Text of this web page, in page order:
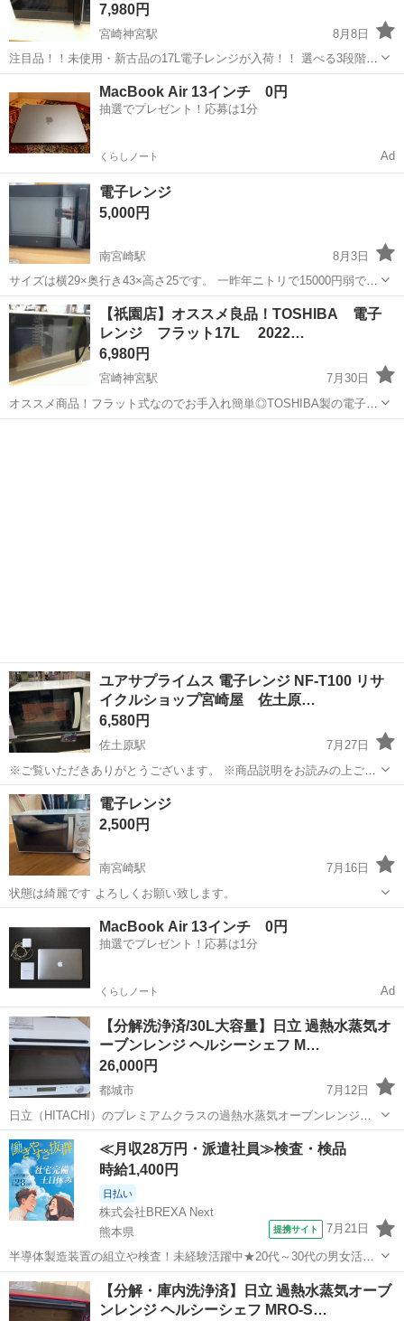
7,980円
宮崎神宮駅
8月8日
注目品！！未使用・新古品の17L電子レンジが入荷！！ 選べる3段階出
力、扱いやすいターンテーブル式！ 一人暮らしの方や、会社用備品な
どにオススメなサイズ感です◎ ・メーカー：comfee ・型番 ：CF-
EM201 ・...
キッチン家電
MacBook Air 13インチ 0円
抽選でプレゼント！応募は1分
くらしノート Ad
電子レンジ
5,000円
南宮崎駅
8月3日
サイズは横29×奥行き43×高さ25です。 一昨年ニトリで15000円弱で買
いました。 叔母がなくなり上位のレンジを頂いたので出品です。普通
に使えます。 取りに来られる方限定でお願いします。
宮崎 宮崎市 南宮崎駅 キッチン家電
【祇園店】オススメ良品！TOSHIBA 電子
レンジ フラット17L 2022…
6,980円
宮崎神宮駅
7月30日
オススメ商品！フラット式なのでお手入れ簡単◎TOSHIBA製の電子レ
ンジが特価！ W数3段階あり！直感的に操作ができるので、ご家庭は
ユアサプライムス 電子レンジ NF-T100 リサ
イクルショップ宮崎屋 佐土原…
6,580円
佐土原駅
7月27日
※ご覧いただきありがとうございます。 ※商品説明をお読みの上ご納
得の上でご購入お願い致します。 商品名：ユアサプライムス 電子レン
ジ NF-T100 状態： 中古 ※現物ご確認の上ご判断ください。 ※お
値下げはご...
宮崎 宮崎市 佐土原駅
電子レンジ
2,500円
南宮崎駅
7月16日
状態は綺麗です よろしくお願い致します。
キッチン家電
MacBook Air 13インチ 0円
抽選でプレゼント！応募は1分
くらしノート Ad
【分解洗浄済/30L大容量】日立 過熱水蒸気オ
ーブンレンジ ヘルシーシェフ M…
26,000円
都城市
7月12日
日立（HITACHI）のプレミアムクラスの過熱水蒸気オーブンレンジ
「ヘルシーシェフ MRO-W1X」です。 家電メーカーの専門工場にて、
内部パーツや庫内まで徹底的に高圧洗浄・除菌された「再生品家電」
となります。 中古の電...
宮崎 都城市 キッチン家電 MRO
≪月収28万円・派遣社員≫検査・検品
時給1,400円
日払い
株式会社BREXA Next
熊本県
提携サイト 7月21日
半導体製造装置の組立や検査！未経験活躍中★20代～30代の男女活躍
中★ワンルーム寮完備！赴任旅費会社負担！マイカー通勤OK！無料駐
車場あり！正社員登用あり！《熊本県菊池郡大津町》 人気の工場のお
仕事 ◇半導体製造装置の組立...
熊本 その他
【分解・庫内洗浄済】日立 過熱水蒸気オーブ
ンレンジ ヘルシーシェフ MRO-S…